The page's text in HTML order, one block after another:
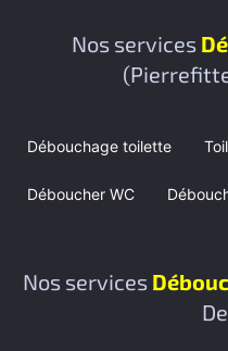
Nos services
Débouchage toilette
Déboucher WC
Nos services